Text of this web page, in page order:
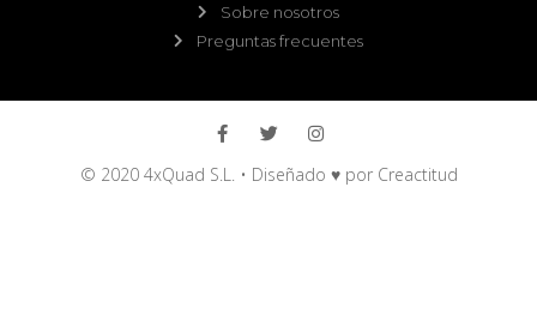
Sobre nosotros
Preguntas frecuentes
© 2020 4xQuad S.L. • Diseñado ♥ por Creactitud